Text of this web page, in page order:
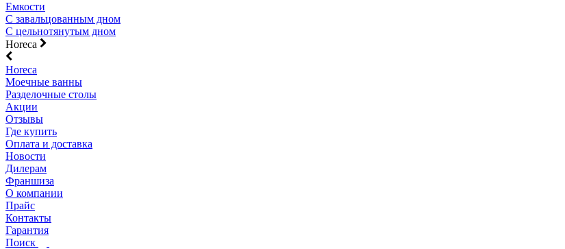
Емкости
С завальцованным дном
С цельнотянутым дном
Horeca
Horeca
Моечные ванны
Разделочные столы
Акции
Отзывы
Где купить
Оплата и доставка
Новости
Дилерам
Франшиза
О компании
Прайс
Контакты
Гарантия
Поиск